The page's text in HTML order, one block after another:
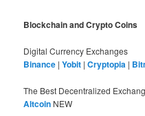
Blockchain and Crypto Coins
Digital Currency Exchanges
Binance |Yobit |Cryptopia |
The Best Decentralized
Altcoin NEW